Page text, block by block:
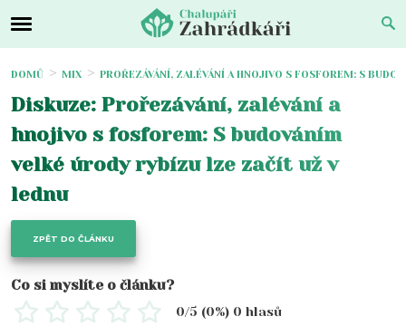
DOMŮ MIX PROŘEZÁVÁNÍ, ZALÉVÁNÍ A HNOJIVO S FOSFOREM: S
Diskuze: Prořezávání, zalévání a
hnojivo s fosforem: S budováním
velké úrody rybízu lze začít už v
lednu
ZPĚT DO ČLÁNKU
Co si myslíte o článku?
0/5 (0%) 0 hlasů